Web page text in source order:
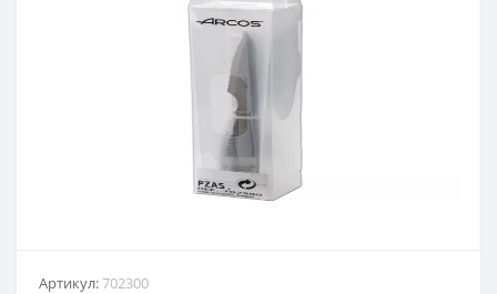
Артикул:702300